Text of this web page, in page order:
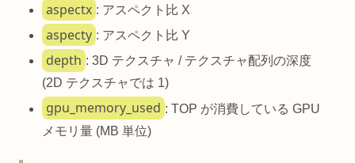
aspectx : アスペクト比 X
aspecty : アスペクト比 Y
depth : 3D テクスチャ / テクスチャ配列の深度
(2D テクスチャでは 1)
gpu_memory_used : TOP が消費している GPU
メモリ量 (MB 単位)